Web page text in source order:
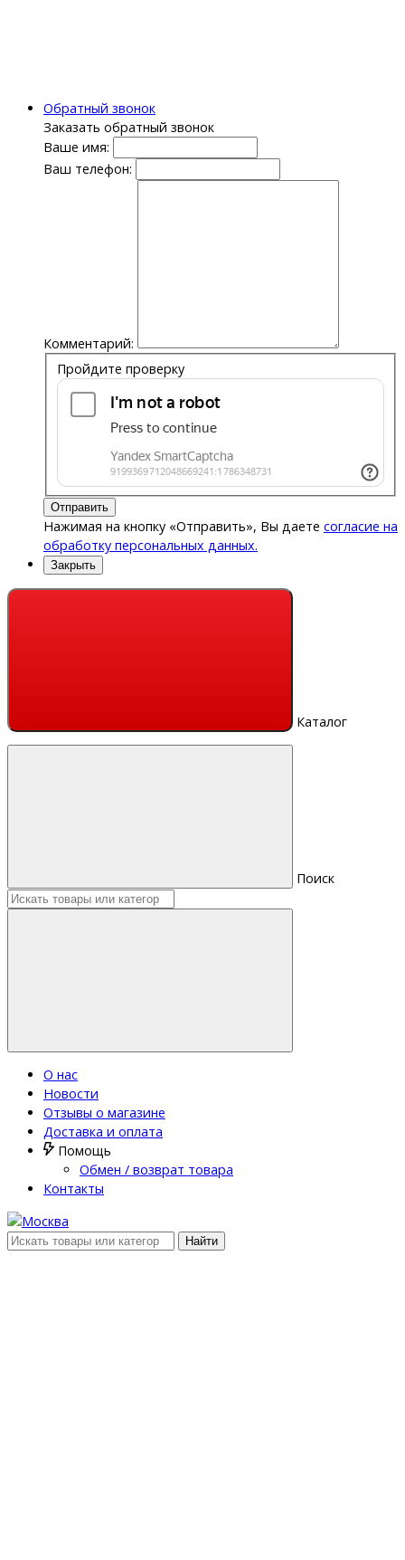
Обратный звонок
Заказать обратный звонок
Ваше имя:
Ваш телефон:
Комментарий:
Пройдите проверку
Отправить
Нажимая на кнопку «Отправить», Вы даете согласие на
обработку персональных данных.
Закрыть
Каталог
Поиск
О нас
Новости
Отзывы о магазине
Доставка и оплата
Помощь
Обмен / возврат товара
Контакты
Найти